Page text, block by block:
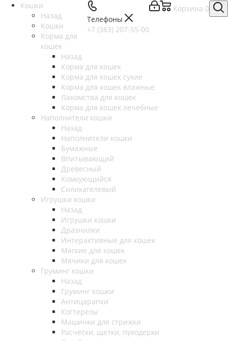
Корзина 0
Телефоны
+7 (383) 207-55-00
Кошки
Назад
Кошки
Корма для
кошек
Назад
Корма для кошек
Корма для кошек сухие
Корма для кошек влажные
Лакомства для кошек
Корма для кошек лечебные
Наполнители кошки
Назад
Наполнители кошки
Бумажные
Впитывающий
Древесный
Комкующийся
Силикагелевый
Игрушки кошки
Назад
Игрушки кошки
Дразнилки
Интерактивные для кошек
Мягкие для кошек
Мячики для кошек
Груминг кошки
Назад
Груминг кошки
Антицарапки
Когтерезы
Машинки для стрижки
Расчески, щетки, пуходерки